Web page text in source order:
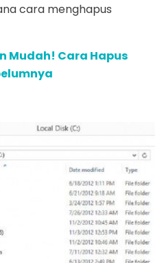
cara menghapus
Mudah! Cara Hapus